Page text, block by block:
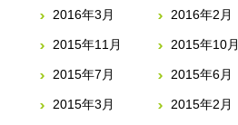
2016年3月 2016年2月
2015年11月 2015年10月
2015年7月 2015年6月
2015年3月 2015年2月